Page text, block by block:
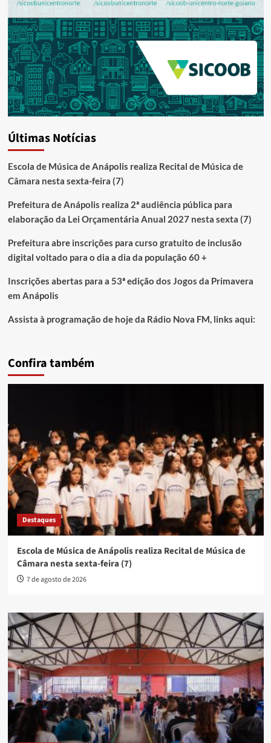
Últimas Notícias
Escola de Música de Anápolis realiza Recital de Música de
Câmara nesta sexta-feira (7)
Prefeitura de Anápolis realiza 2ª audiência pública para
elaboração da Lei Orçamentária Anual 2027 nesta sexta (7)
Prefeitura abre inscrições para curso gratuito de inclusão
digital voltado para o dia a dia da população 60 +
Inscrições abertas para a 53ª edição dos Jogos da Primavera
em Anápolis
Assista à programação de hoje da Rádio Nova FM, links aqui:
Confira também
Destaques
Escola de Música de Anápolis realiza Recital de Música de
Câmara nesta sexta-feira (7)
7 de agosto de 2026